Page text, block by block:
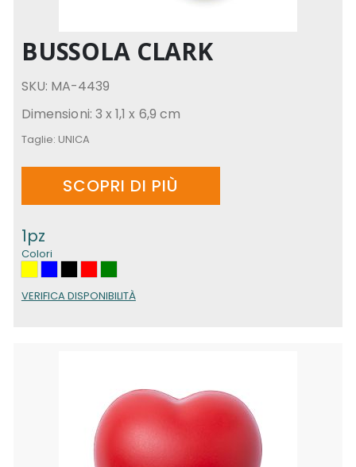
BUSSOLA CLARK
SKU: MA-4439
Dimensioni: 3 x 1,1 x 6,9 cm
Taglie: UNICA
SCOPRI DI PIÙ
1pz
Colori
VERIFICA DISPONIBILITÀ